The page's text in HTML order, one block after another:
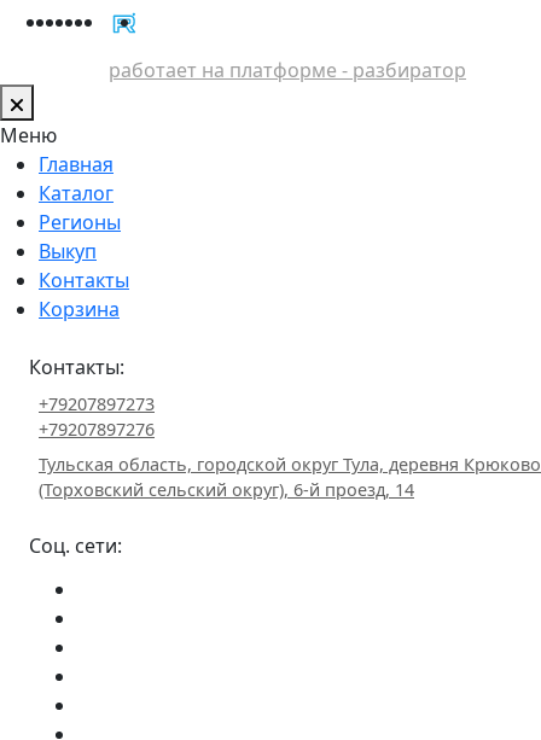
работает на платформе - разбиратор
Меню
Главная
Каталог
Регионы
Выкуп
Контакты
Корзина
Контакты:
+79207897273
+79207897276
Тульская область, городской округ Тула, деревня Крюково
(Торховский сельский округ), 6-й проезд, 14
Соц. сети: